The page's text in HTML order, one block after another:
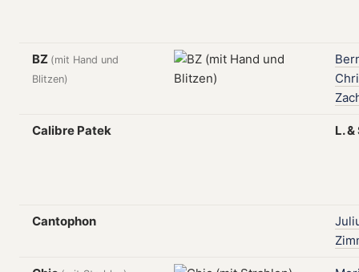
BZ (mit Hand und
Blitzen)
Calibre Patek L.&
Cantophon